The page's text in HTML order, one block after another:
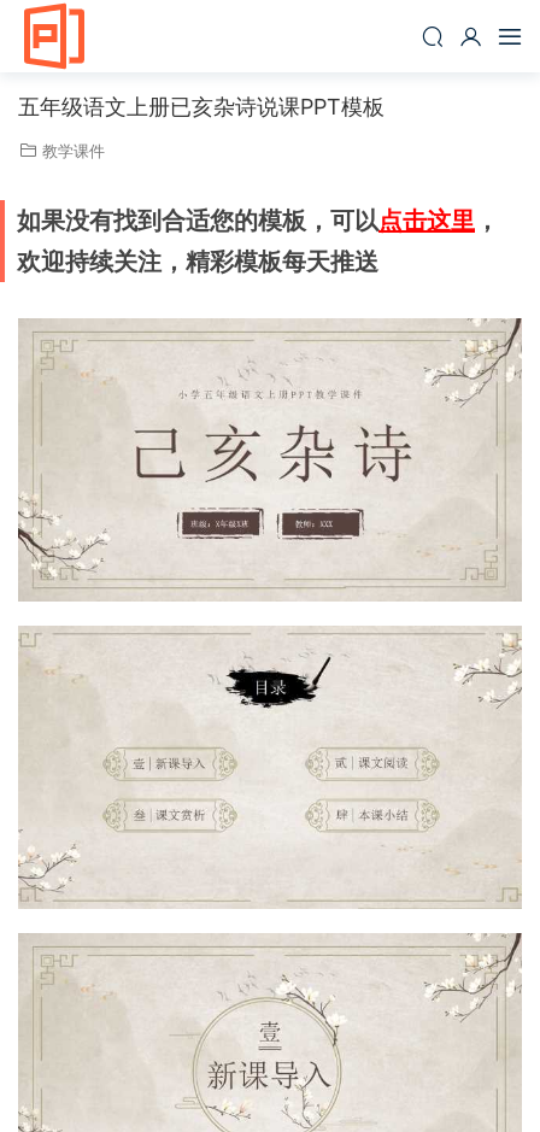
五年级语文上册已亥杂诗说课PPT模板
教学课件
如果没有找到合适您的模板，可以点击这里 ，
欢迎持续关注，精彩模板每天推送